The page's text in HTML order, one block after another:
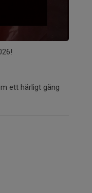
ett härligt gäng